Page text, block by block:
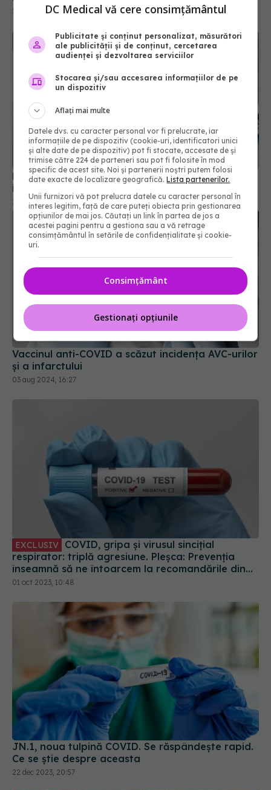
22 apr 2024, 10:01
Long-COVID, subdiagnosticat. Simptomele
infecției pe termen lung, ignorate
18 aug 2024, 13:32
Vaccinul anti-COVID a scăzut incidența AVC-urilor
și a infarctului
03 aug 2024, 16:27
EXCLUSIV
respirator: triplă agresiune. Pleșca: Prevenția
înseamnă să ne întoarcem la recomandările din
timpul pandemiei!
01 oct 2023, 10:48
JN.1, noua tulpină COVID. Se răspândește rapid.
Ce se știe despre aceasta
22 dec 2023, 20:57
DC Medical vă cere consimțământul
Publicitate și conținut personalizat, măsurători
ale publicității și de conținut, cercetarea
audienței și dezvoltarea serviciilor
Stocarea și/sau accesarea informațiilor de pe
un dispozitiv
Aflați mai multe
Datele dvs. cu caracter personal vor fi prelucrate, iar
informațiile de pe dispozitiv (cookie-uri, identificatori unici
și alte date de pe dispozitiv) pot fi stocate, accesate de și
trimise către 224 de parteneri sau pot fi folosite în mod
specific de acest site. Noi și partenerii noștri putem folosi
date exacte de localizare geografică.Lista partenerilor.
Unii furnizori vă pot prelucra datele cu caracter personal în
interes legitim, față de care puteți obiecta prin gestionarea
opțiunilor de mai jos. Căutați un link în partea de jos a
acestei pagini pentru a gestiona sau a vă retrage
consimțământul în setările de confidențialitate și cookie-
uri.
Consimțământ
Gestionați opțiunile